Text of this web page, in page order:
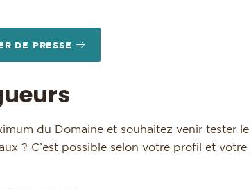
DE PRESSE
du Domaine et souhaitez venir tester le
? C’est possible selon votre profil et votre